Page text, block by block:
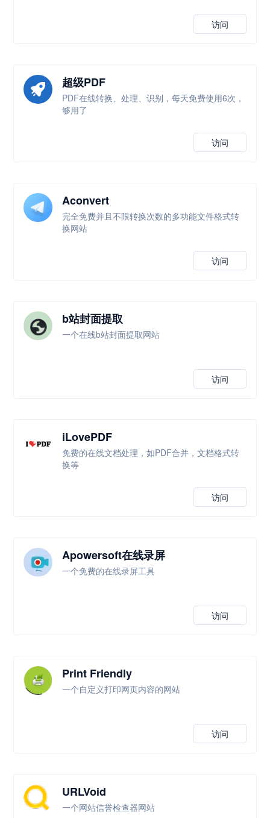
访问
超级PDF
PDF在线转换、处理、识别，每天免费使用6次，
够用了
访问
Aconvert
完全免费并且不限转换次数的多功能文件格式转
换网站
访问
b站封面提取
一个在线b站封面提取网站
访问
iLovePDF
免费的在线文档处理，如PDF合并，文档格式转
换等
访问
Apowersoft在线录屏
一个免费的在线录屏工具
访问
Print Friendly
一个自定义打印网页内容的网站
访问
URLVoid
一个网站信誉检查器网站